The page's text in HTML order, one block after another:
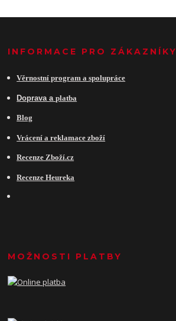
INFORMACE PRO ZÁKAZNÍKY
Věrnostní program a spolupráce
Doprava aplatba
Blog
Vrácení a reklamace zboží
Recenze Zboží.cz
Recenze Heureka
MOŽNOSTI PLATBY